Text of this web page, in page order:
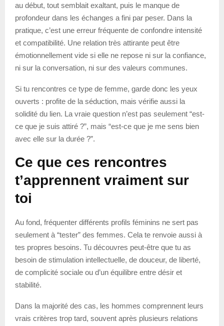
au début, tout semblait exaltant, puis le manque de
profondeur dans les échanges a fini par peser. Dans la
pratique, c’est une erreur fréquente de confondre intensité
et compatibilité. Une relation très attirante peut être
émotionnellement vide si elle ne repose ni sur la confiance,
ni sur la conversation, ni sur des valeurs communes.
Si tu rencontres ce type de femme, garde donc les yeux
ouverts : profite de la séduction, mais vérifie aussi la
solidité du lien. La vraie question n’est pas seulement “est-
ce que je suis attiré ?”, mais “est-ce que je me sens bien
avec elle sur la durée ?”.
Ce que ces rencontres
t’apprennent vraiment sur
toi
Au fond, fréquenter différents profils féminins ne sert pas
seulement à “tester” des femmes. Cela te renvoie aussi à
tes propres besoins. Tu découvres peut-être que tu as
besoin de stimulation intellectuelle, de douceur, de liberté,
de complicité sociale ou d’un équilibre entre désir et
stabilité.
Dans la majorité des cas, les hommes comprennent leurs
vrais critères trop tard, souvent après plusieurs relations